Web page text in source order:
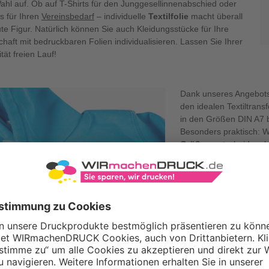
auf. Ob auf T-Shirts für den Junggesellinnenabschied oder
für Ihren Vereinsbedarf – individuelle Textilfolie macht überall
Figur. Natürlich können Sie auch Kleidungsstücke für Ihre
mit bedruckbaren Folien individualisieren. Lassen Sie Ihrer
freien Lauf!
Dank unseres
den idealen
in den Größen DIN A7
Besonders praktisch:
Größenentscheiden,
Gestaltungsfreiheit
fündig.